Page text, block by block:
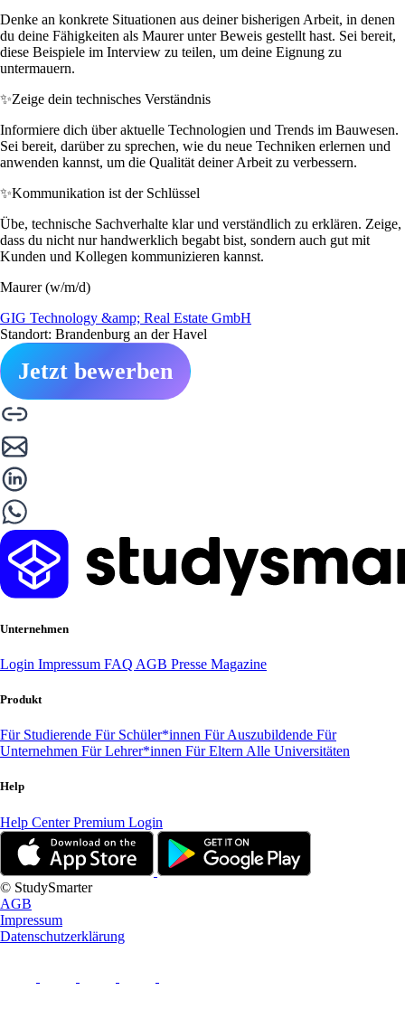
Denke an konkrete Situationen aus deiner bisherigen Arbeit, in denen
du deine Fähigkeiten als Maurer unter Beweis gestellt hast. Sei bereit,
diese Beispiele im Interview zu teilen, um deine Eignung zu
untermauern.
✨Zeige dein technisches Verständnis
Informiere dich über aktuelle Technologien und Trends im Bauwesen.
Sei bereit, darüber zu sprechen, wie du neue Techniken erlernen und
anwenden kannst, um die Qualität deiner Arbeit zu verbessern.
✨Kommunikation ist der Schlüssel
Übe, technische Sachverhalte klar und verständlich zu erklären. Zeige,
dass du nicht nur handwerklich begabt bist, sondern auch gut mit
Kunden und Kollegen kommunizieren kannst.
Maurer (w/m/d)
GIG Technology &amp; Real Estate GmbH
Standort: Brandenburg an der Havel
Jetzt bewerben
Unternehmen
Login Impressum FAQ AGB Presse Magazine
Produkt
Für Studierende Für Schüler*innen Für Auszubildende Für
Unternehmen Für Lehrer*innen Für Eltern Alle Universitäten
Help
Help CenterPremium Login
© StudySmarter
AGB
Impressum
Datenschutzerklärung